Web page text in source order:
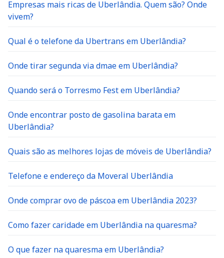
Empresas mais ricas de Uberlândia. Quem são? Onde
vivem?
Qual é o telefone da Ubertrans em Uberlândia?
Onde tirar segunda via dmae em Uberlândia?
Quando será o Torresmo Fest em Uberlândia?
Onde encontrar posto de gasolina barata em
Uberlândia?
Quais são as melhores lojas de móveis de Uberlândia?
Telefone e endereço da Moveral Uberlândia
Onde comprar ovo de páscoa em Uberlândia 2023?
Como fazer caridade em Uberlândia na quaresma?
O que fazer na quaresma em Uberlândia?